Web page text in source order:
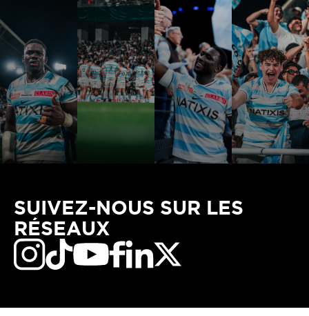
SUIVEZ-NOUS SUR LES
RÉSEAUX